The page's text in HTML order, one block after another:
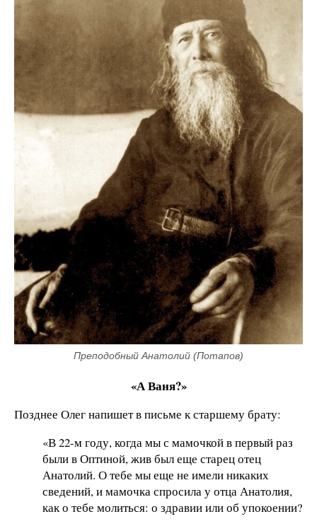
Преподобный Анатолий (Потапов)
«А Ваня?»
Позднее Олег напишет в письме к старшему брату:
«В 22-м году, когда мы с мамочкой в первый раз
были в Оптиной, жив был еще старец отец
Анатолий. О тебе мы еще не имели никаких
сведений, и мамочка спросила у отца Анатолия,
как о тебе молиться: о здравии или об упокоении?